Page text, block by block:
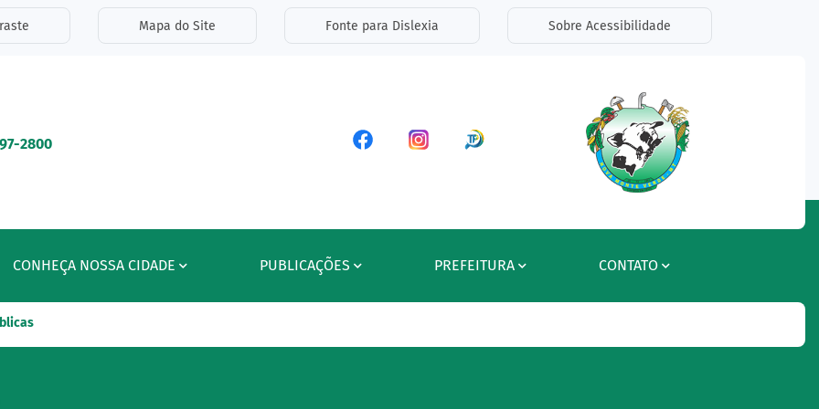
de acessibilidade
Mapa do Site Fonte para Dislexia Sobre Acessibilidade
2800 Acessar a Rede Social Facebook
Acessar a Rede Social Instagram
Acessar a Rede Social Radar
CONHEÇA NOSSA CIDADE PUBLICAÇÕES PREFEITURA CONTATO